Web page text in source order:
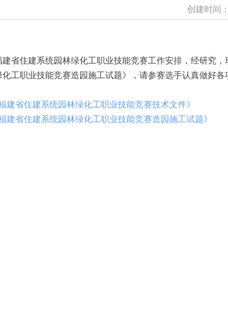
建省住建系统园林绿化工职业技能竞赛工作安排，经研究
工职业技能竞赛造园施工试题》，请参赛选手认真做好各
建省住建系统园林绿化工职业技能竞赛技术文件》
建省住建系统园林绿化工职业技能竞赛造园施工试题》
创建时间：